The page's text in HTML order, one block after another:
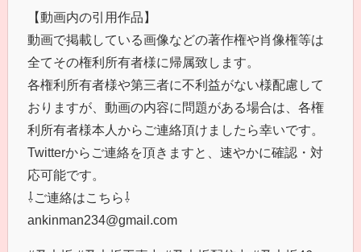
【動画内の引用作品】
動画で掲載している画像などの著作権や肖像権等は
全てその権利所有者様に帰属致します。
各権利所有者様や第三者に不利益がない様配慮して
おりますが、動画の内容に問題がある場合は、各権
利所有者様本人からご連絡頂けましたら幸いです。
Twitterからご連絡を頂きますと、速やかに確認・対
応可能です。
⇩ご連絡はこちら⇩
ankinman234@gmail.com